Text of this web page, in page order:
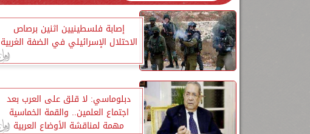
إصابة فلسطينيين اثنين برصاص
الاحتلال الإسرائيلي في الضفة الغربية
دبلوماسي: لا قلق على العرب بعد
اجتماع العلمين.. والقمة الخماسية
مهمة لمناقشة الأوضاع العربية